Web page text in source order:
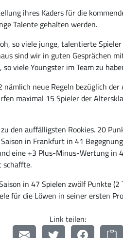
ihres Kaders für die
Talente gehalten werden.
so viele junge, talentierte
sind wir in guten Gesprächen
viele Youngster im Team zu
neue Regeln bezüglich
maximal 15 Spieler der
den auffälligsten Rookies. 20
in Frankfurt in 41
eine +3 Plus-Minus-Wertung in
schaffte.
in 47 Spielen zwölf Punkte
für die Löwen in seiner ersten
Link teilen: